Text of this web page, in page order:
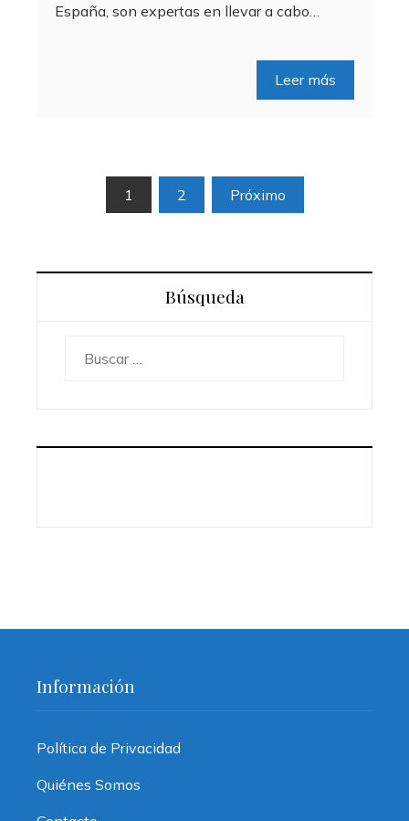
España, son expertas en llevar a cabo…
Leer más
Paginación
entradas
1 2 Próximo
Búsqueda
Información
Política de Privacidad
Quiénes Somos